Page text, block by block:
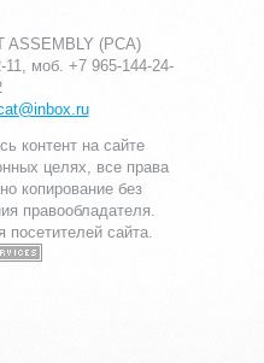
ASSEMBLY (PCA)
моб. +7 965-144-24-
контент на сайте
целях, все права
копирование без
правообладателя.
посетителей сайта.